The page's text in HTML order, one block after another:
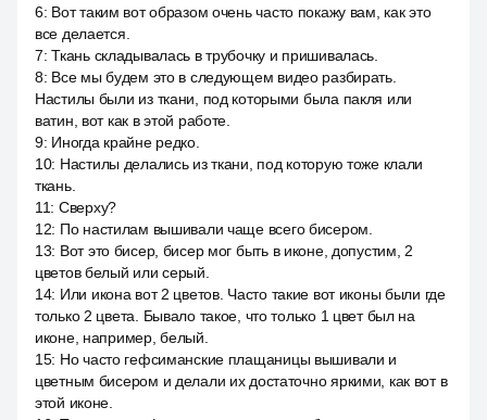
6: Вот таким вот образом очень часто покажу вам, как это
все делается.
7:Ткань складывалась в трубочку и пришивалась.
8: Все мы будем это в следующем видео разбирать.
Настилы были из ткани, под которыми была пакля или
ватин, вот как в этой работе.
9: Иногда крайне редко.
10: Настилы делались из ткани, под которую тоже клали
ткань.
11: Сверху?
12: По настилам вышивали чаще всего бисером.
13: Вот это бисер, бисер мог быть в иконе, допустим, 2
цветов белый или серый.
14: Или икона вот 2 цветов. Часто такие вот иконы были где
только 2 цвета. Бывало такое, что только 1 цвет был на
иконе, например, белый.
15: Но часто гефсиманские плащаницы вышивали и
цветным бисером и делали их достаточно яркими, как вот в
этой иконе.